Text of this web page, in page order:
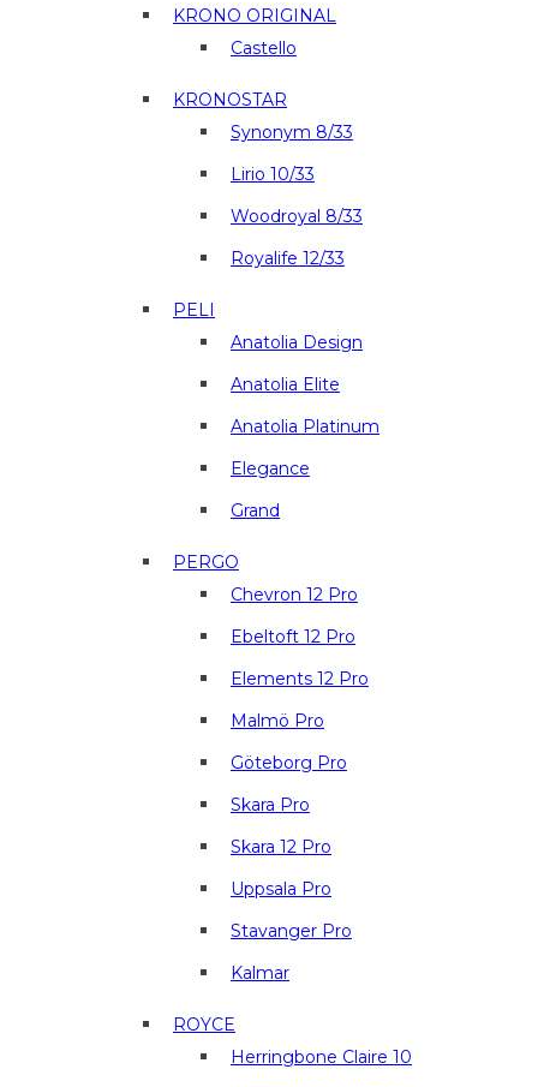
KRONO ORIGINAL
Castello
KRONOSTAR
Synonym 8/33
Lirio 10/33
Woodroyal 8/33
Royalife 12/33
PELI
Anatolia Design
Anatolia Elite
Anatolia Platinum
Elegance
Grand
PERGO
Chevron 12 Pro
Ebeltoft 12 Pro
Elements 12 Pro
Malmö Pro
Göteborg Pro
Skara Pro
Skara 12 Pro
Uppsala Pro
Stavanger Pro
Kalmar
ROYCE
Herringbone Claire 10